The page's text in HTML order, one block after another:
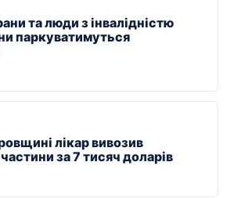
та люди з інвалідністю
паркуватимуться
лікар вивозив
за 7 тисяч доларів